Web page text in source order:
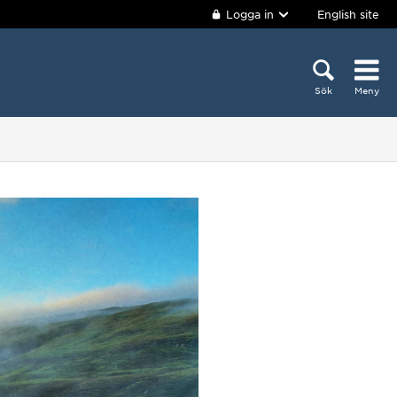
Logga in English site
Sök Meny